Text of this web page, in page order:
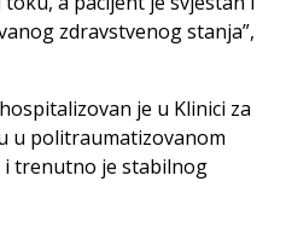
zdravstvenog stanja”,
je u Klinici za
u politraumatizovanom
trenutno je stabilnog